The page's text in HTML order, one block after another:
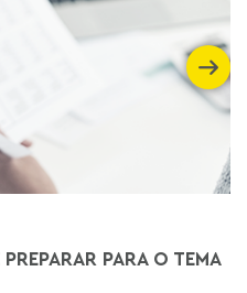
PARA O TEMA